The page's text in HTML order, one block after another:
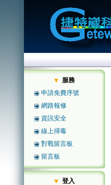
服務
申請免費序號
網路報修
資訊安全
線上掃毒
對戰留言板
留言板
登入